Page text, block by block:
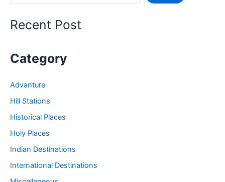
Places
Recent Post
Category
Advanture
Hill Stations
Historical Places
Holy Places
Indian Destinations
International Destinations